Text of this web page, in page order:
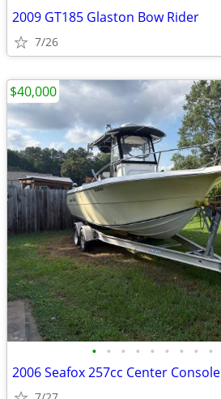
2009 GT185 Glaston Bow Rider
7/26
• • • • • • • • •
2006 Seafox 257cc Center Console
$40,000